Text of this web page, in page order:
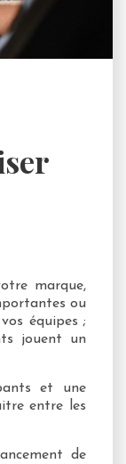
marque,
ou
équipes ;
jouent un
et une
entre les
de